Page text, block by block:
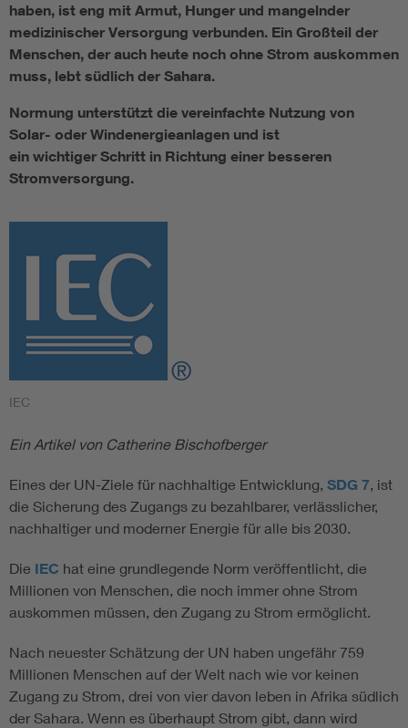
DKE Fachinformationen im Kontext der Normung
Blitzschutz: DIN EN 62305 in der Übersicht
Circular Economy für mehr Ressourceneffizienz
Cybersecurity in der Industrieautomatisierung
Elektrofachkraft (EFK)
haben, ist eng mit Armut, Hunger und mangelnder
medizinischer Versorgung verbunden. Ein Großteil der
Menschen, der auch heute noch ohne Strom auskommen
muss, lebt südlich der Sahara.
Normung unterstützt die vereinfachte Nutzung von
Solar- oder Windenergieanlagen und ist
ein wichtiger Schritt in Richtung einer besseren
Stromversorgung.
IEC
Ein Artikel von Catherine Bischofberger
Eines der UN-Ziele für nachhaltige Entwicklung, SDG 7, ist
die Sicherung des Zugangs zu bezahlbarer, verlässlicher,
nachhaltiger und moderner Energie für alle bis 2030.
Die IEC hat eine grundlegende Norm veröffentlicht, die
Millionen von Menschen, die noch immer ohne Strom
auskommen müssen, den Zugang zu Strom ermöglicht.
Nach neuester Schätzung der UN haben ungefähr 759
Millionen Menschen auf der Welt nach wie vor keinen
Zugang zu Strom, drei von vier davon leben in Afrika südlich
der Sahara. Wenn es überhaupt Strom gibt, dann wird